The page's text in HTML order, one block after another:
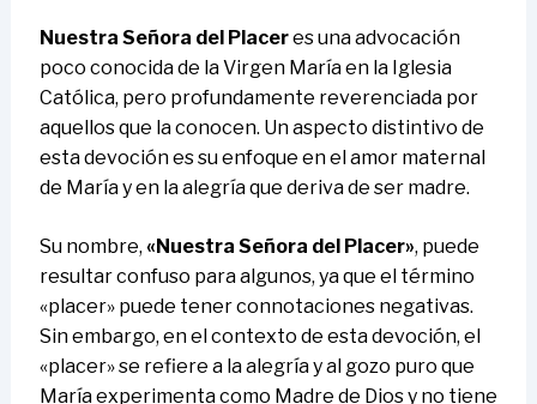
Nuestra Señora del Placeres una advocación
poco conocida de la Virgen María en la Iglesia
Católica, pero profundamente reverenciada por
aquellos que la conocen. Un aspecto distintivo de
esta devoción es su enfoque en el amor maternal
de María y en la alegría que deriva de ser madre.
Su nombre, «Nuestra Señora del Placer», puede
resultar confuso para algunos, ya que el término
«placer» puede tener connotaciones negativas.
Sin embargo, en el contexto de esta devoción, el
«placer» se refiere a la alegría y al gozo puro que
María experimenta como Madre de Dios y no tiene